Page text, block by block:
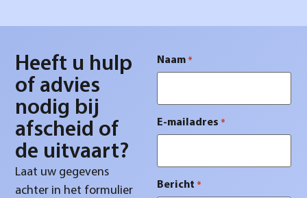
Heeft u hulp
of advies
nodig bij
afscheid of
de uitvaart?
Laat uw gegevens
achter in het formulier
Naam *
E-mailadres *
Bericht *